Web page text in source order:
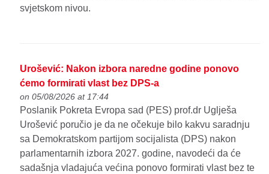
svjetskom nivou.
Urošević: Nakon izbora naredne godine ponovo
ćemo formirati vlast bez DPS-a
on 05/08/2026 at 17:44
Poslanik Pokreta Evropa sad (PES) prof.dr Uglješa
Urošević poručio je da ne očekuje bilo kakvu saradnju
sa Demokratskom partijom socijalista (DPS) nakon
parlamentarnih izbora 2027. godine, navodeći da će
sadašnja vladajuća većina ponovo formirati vlast bez te